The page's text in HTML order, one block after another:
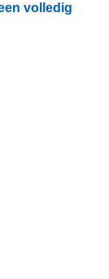
volledig